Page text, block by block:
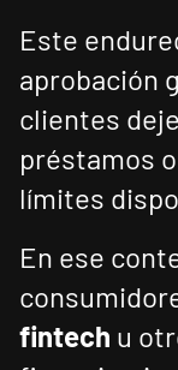
Este
aprobación
clientes
préstamos
límites
En ese
fintech u